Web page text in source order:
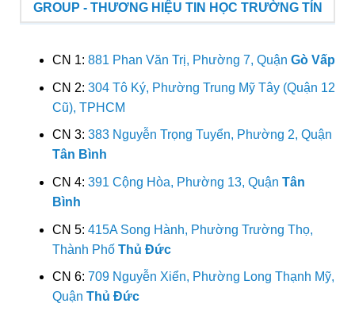
GROUP - THƯƠNG HIỆU TIN HỌC TRƯỜNG TÍN
CN 1: 881 Phan Văn Trị, Phường 7, Quận Gò Vấp
CN 2: 304 Tô Ký, Phường Trung Mỹ Tây (Quận 12
Cũ), TPHCM
CN 3: 383 Nguyễn Trọng Tuyển, Phường 2, Quận
Tân Bình
CN 4: 391 Cộng Hòa, Phường 13, Quận Tân
Bình
CN 5: 415A Song Hành, Phường Trường Thọ,
Thành Phố Thủ Đức
CN 6: 709 Nguyễn Xiển, Phường Long Thạnh Mỹ,
Quận Thủ Đức